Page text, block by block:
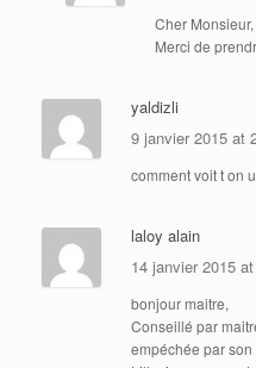
Cher Monsieur,
Merci de
yaldizli
9 janvier 2015 at
comment voit t on
laloy alain
14 janvier 2015
bonjour maitre,
Conseillé par
empéchée par